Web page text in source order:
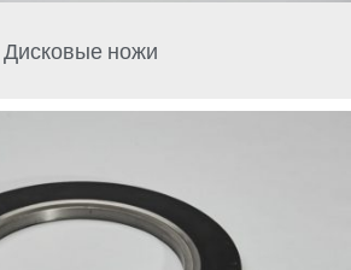
Дисковые ножи